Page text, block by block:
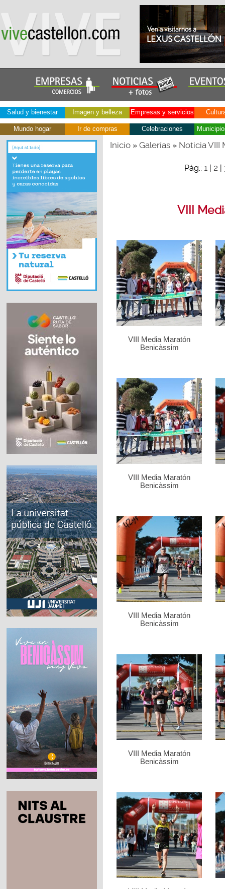
Salud y bienestar Imagen y belleza Empresas y servicios
Mundo hogar Ir de compras Celebraciones
Inicio» Galerías» Noticia VIII
Pág.: 1 | 2 |
VIII
VIII Media Maratón
Benicàssim
VIII Media Maratón
Benicàssim
VIII Media Maratón
Benicàssim
VIII Media Maratón
Benicàssim